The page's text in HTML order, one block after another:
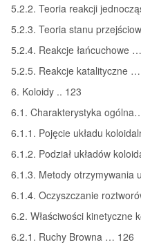
5.2.2. Teoria reakcji
5.2.3. Teoria stanu
5.2.4. Reakcje łańcuchowe
5.2.5. Reakcje katalityczne …
6. Koloidy .. 123
6.1. Charakterystyka
6.1.1. Pojęcie układu
6.1.2. Podział układów
6.1.3. Metody otrzymywania
6.1.4. Oczyszczanie
6.2. Właściwości kinetyczne
6.2.1. Ruchy Browna … 126